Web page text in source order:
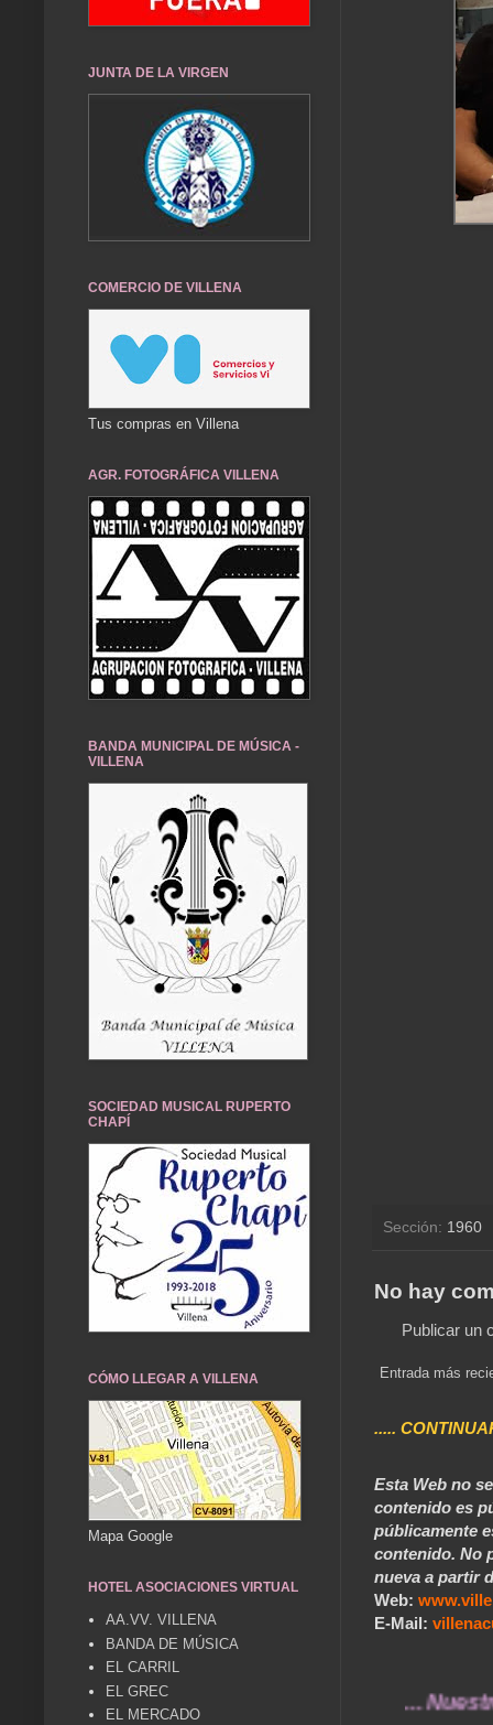
Sección: 1960
No hay
Publicar un
Entrada más
.....
Esta Web no
contenido es
públicamente
contenido. No
nueva a partir
Web:
E-Mail:
... Nuestros
JUNTA DE LA VIRGEN
COMERCIO DE VILLENA
Tus compras en Villena
AGR. FOTOGRÁFICA VILLENA
BANDA MUNICIPAL DE MÚSICA -
VILLENA
SOCIEDAD MUSICAL RUPERTO
CHAPÍ
CÓMO LLEGAR A VILLENA
Mapa Google
HOTEL ASOCIACIONES VIRTUAL
AA.VV. VILLENA
BANDA DE MÚSICA
EL CARRIL
EL GREC
EL MERCADO